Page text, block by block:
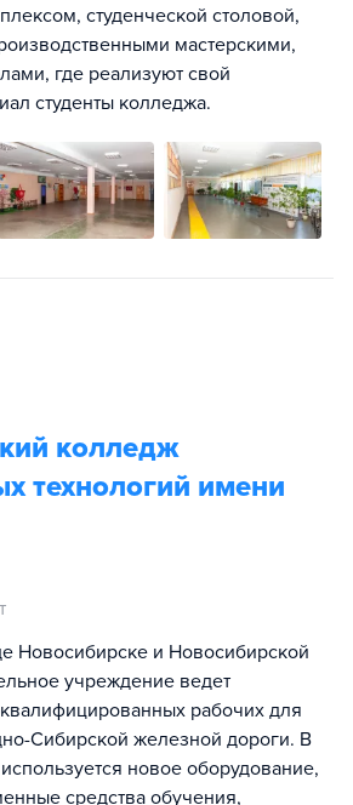
студенческой столовой,
мастерскими,
где реализуют свой
студенты колледжа.
колледж
технологий имени
Новосибирске и Новосибирской
учреждение ведет
рабочих для
Сибирской железной дороги. В
новое оборудование,
средства обучения,